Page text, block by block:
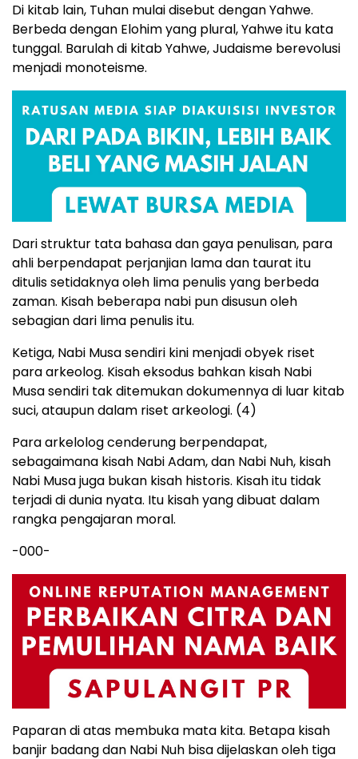
Di kitab lain, Tuhan mulai disebut dengan Yahwe.
Berbeda dengan Elohim yang plural, Yahwe itu kata
tunggal. Barulah di kitab Yahwe, Judaisme berevolusi
menjadi monoteisme.
Dari struktur tata bahasa dan gaya penulisan, para
ahli berpendapat perjanjian lama dan taurat itu
ditulis setidaknya oleh lima penulis yang berbeda
zaman. Kisah beberapa nabi pun disusun oleh
sebagian dari lima penulis itu.
Ketiga, Nabi Musa sendiri kini menjadi obyek riset
para arkeolog. Kisah eksodus bahkan kisah Nabi
Musa sendiri tak ditemukan dokumennya di luar kitab
suci, ataupun dalam riset arkeologi. (4)
Para arkelolog cenderung berpendapat,
sebagaimana kisah Nabi Adam, dan Nabi Nuh, kisah
Nabi Musa juga bukan kisah historis. Kisah itu tidak
terjadi di dunia nyata. Itu kisah yang dibuat dalam
rangka pengajaran moral.
-000-
Paparan di atas membuka mata kita. Betapa kisah
banjir badang dan Nabi Nuh bisa dijelaskan oleh tiga